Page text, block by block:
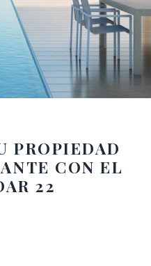
PROPIEDAD
CON EL
22